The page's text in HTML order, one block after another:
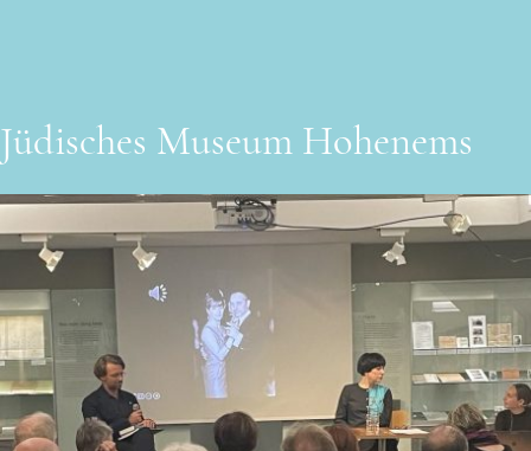
Jüdisches Museum Hohenems